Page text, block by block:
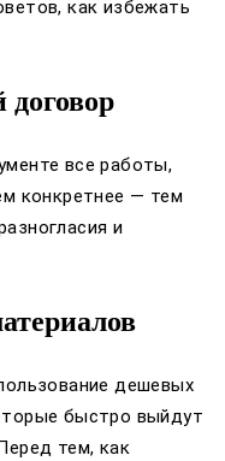
как избежать
все работы,
конкретнее — тем
и
дешевых
быстро выйдут
тем, как